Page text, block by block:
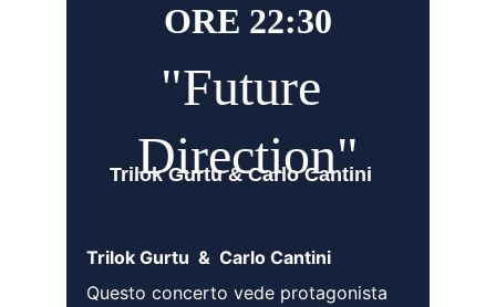
Trilok Gurtu  &  Carlo Cantini
Questo concerto vede protagonista
ORE 22:30
"Future
Direction"
Trilok Gurtu & Carlo Cantini